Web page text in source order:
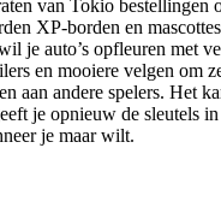
van Tokio bestellingen
XP-borden en
je auto’s opfleuren met
en mooiere velgen om
aan andere spelers. Het
je opnieuw de sleutels
je maar wilt.